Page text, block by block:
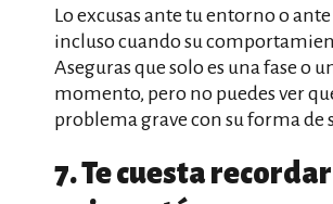
Lo excusas ante tu entorno o
incluso cuando su
Aseguras que solo es una fase o
momento, pero no puedes ver
problema grave con su forma de
7. Te cuesta